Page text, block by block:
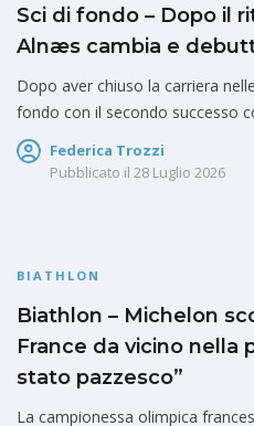
Sci di fondo – Dopo il
Alnæs cambia e
Dopo aver chiuso la carriera
fondo con il secondo successo
Federica Trozzi
Pubblicato il 28 Luglio 2026
BIATHLON
Biathlon – Michelon
France da vicino nella
stato pazzesco”
La campionessa olimpica